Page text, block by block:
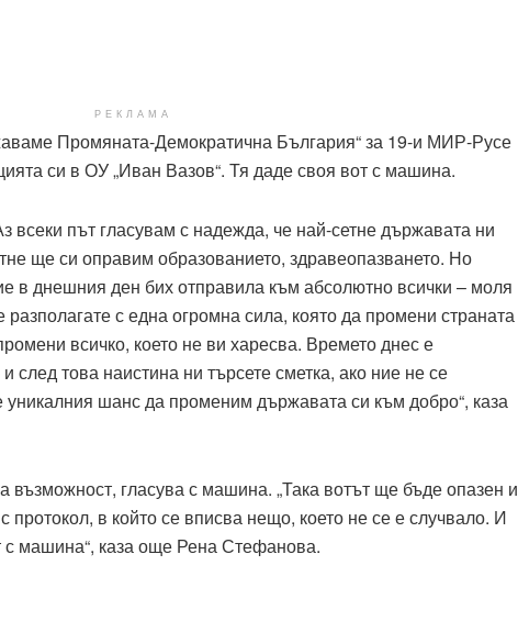
РЕКЛАМА
Промяната-Демократична България“ за 19-и МИР-Русе
си в ОУ „Иван Вазов“. Тя даде своя вот с машина.
всеки път гласувам с надежда, че най-сетне държавата ни
ще си оправим образованието, здравеопазването. Но
в днешния ден бих отправила към абсолютно всички – моля
с една огромна сила, която да промени страната
всичко, което не ви харесва. Времето днес е
след това наистина ни търсете сметка, ако ние не се
шанс да променим държавата си към добро“, каза
възможност, гласува с машина. „Така вотът ще бъде опазен и
протокол, в който се вписва нещо, което не се е случвало. И
с машина“, каза още Рена Стефанова.